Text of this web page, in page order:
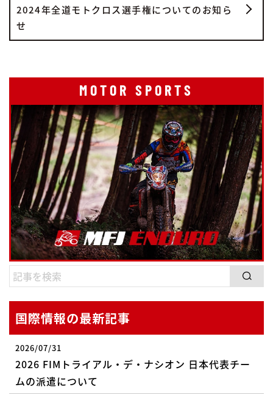
2024年全道モトクロス選手権についてのお知ら
せ
MOTOR SPORTS
国際情報の最新記事
2026/07/31
2026 FIMトライアル・デ・ナシオン 日本代表チー
ムの派遣について